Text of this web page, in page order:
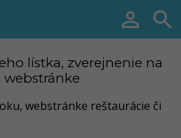
 
lístka, zverejnenie na
webstránke
webstránke reštaurácie či